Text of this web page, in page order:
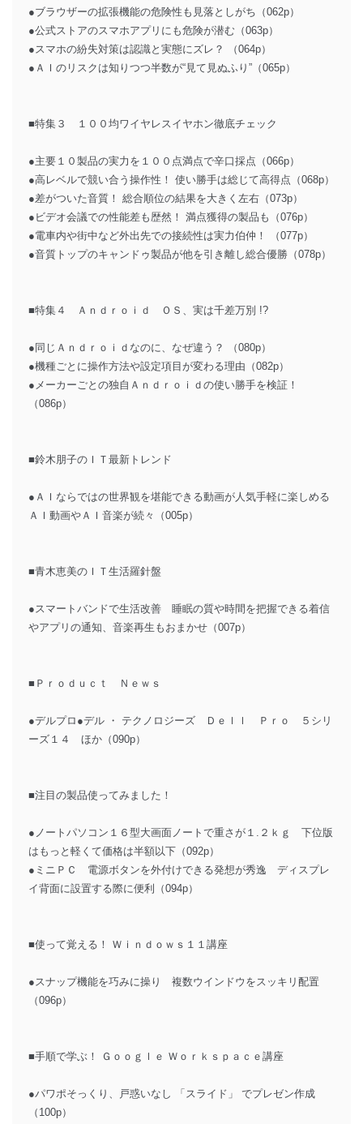
●ブラウザーの拡張機能の危険性も見落としがち（062p）
●公式ストアのスマホアプリにも危険が潜む（063p）
●スマホの紛失対策は認識と実態にズレ？ （064p）
●ＡＩのリスクは知りつつ半数が“見て見ぬふり”（065p）
■特集３ １００均ワイヤレスイヤホン徹底チェック
●主要１０製品の実力を１００点満点で辛口採点（066p）
●高レベルで競い合う操作性！ 使い勝手は総じて高得点（068p）
●差がついた音質！ 総合順位の結果を大きく左右（073p）
●ビデオ会議での性能差も歴然！ 満点獲得の製品も（076p）
●電車内や街中など外出先での接続性は実力伯仲！ （077p）
●音質トップのキャンドゥ製品が他を引き離し総合優勝（078p）
■特集４ Ａｎｄｒｏｉｄ ＯＳ、実は千差万別 !?
●同じＡｎｄｒｏｉｄなのに、なぜ違う？ （080p）
●機種ごとに操作方法や設定項目が変わる理由（082p）
●メーカーごとの独自Ａｎｄｒｏｉｄの使い勝手を検証！
（086p）
■鈴木朋子のＩＴ最新トレンド
●ＡＩならではの世界観を堪能できる動画が人気手軽に楽しめる
ＡＩ動画やＡＩ音楽が続々（005p）
■青木恵美のＩＴ生活羅針盤
●スマートバンドで生活改善 睡眠の質や時間を把握できる着信
やアプリの通知、音楽再生もおまかせ（007p）
■Ｐｒｏｄｕｃｔ Ｎｅｗｓ
●デルプロ●デル ・ テクノロジーズ Ｄｅｌｌ Ｐｒｏ ５シリ
ーズ１４ ほか（090p）
■注目の製品使ってみました！
●ノートパソコン１６型大画面ノートで重さが１.２ｋｇ 下位版
はもっと軽くて価格は半額以下（092p）
●ミニＰＣ 電源ボタンを外付けできる発想が秀逸 ディスプレ
イ背面に設置する際に便利（094p）
■使って覚える！ Ｗｉｎｄｏｗｓ１１講座
●スナップ機能を巧みに操り 複数ウインドウをスッキリ配置
（096p）
■手順で学ぶ！ Ｇｏｏｇｌｅ Ｗｏｒｋｓｐａｃｅ講座
●パワポそっくり、戸惑いなし 「スライド」 でプレゼン作成
（100p）